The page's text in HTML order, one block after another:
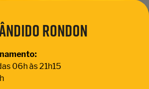
Rondon
06h às 21h15